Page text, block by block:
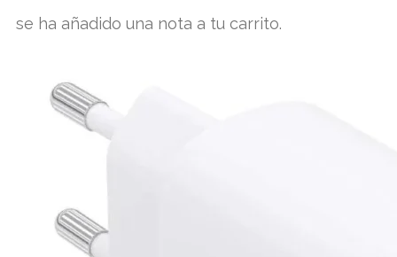
se ha añadido una nota a tu carrito.